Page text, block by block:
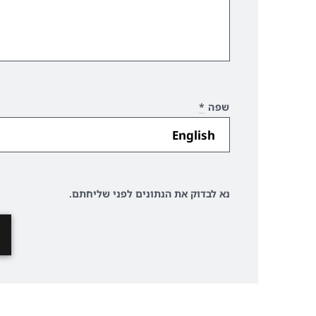
שפה *
נא לבדוק את הנתונים לפני שליחתם.